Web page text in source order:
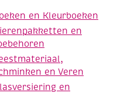
en Kleurboeken
en
en Veren
en